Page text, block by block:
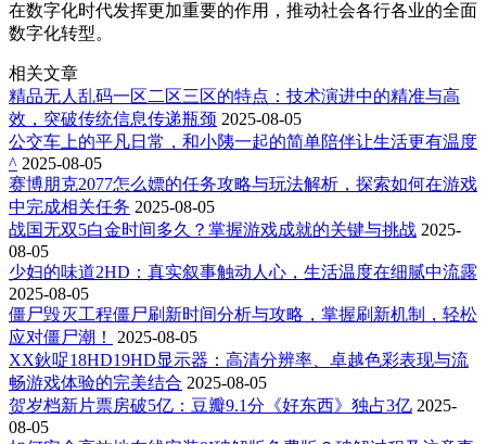
在数字化时代发挥更加重要的作用，推动社会各行各业的全面
数字化转型。
相关文章
精品无人乱码一区二区三区的特点：技术演进中的精准与高
效，突破传统信息传递瓶颈 2025-08-05
公交车上的平凡日常，和小䧅一起的简单陪伴让生活更有温度
^ 2025-08-05
赛博朋克2077怎么嫖的任务攻略与玩法解析，探索如何在游戏
中完成相关任务 2025-08-05
战国无双5白金时间多久？掌握游戏成就的关键与挑战 2025-
08-05
少妇的味道2HD：真实叙事触动人心，生活温度在细腻中流露
2025-08-05
僵尸毁灭工程僵尸刷新时间分析与攻略，掌握刷新机制，轻松
应对僵尸潮！
2025-08-05
XX鈥哫18HD19HD显示器：高清分辨率、卓越色彩表现与流
畅游戏体验的完美结合 2025-08-05
贺岁档新片票房破5亿：豆瓣9.1分《好东西》独占3亿 2025-
08-05